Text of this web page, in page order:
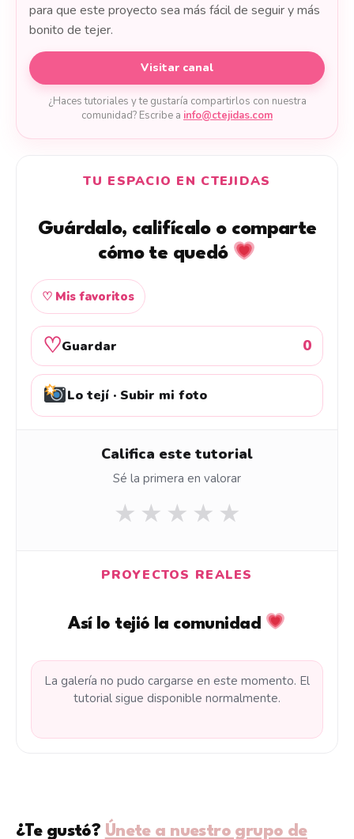
para que este proyecto sea más fácil de seguir y más
bonito de tejer.
Visitar canal
¿Haces tutoriales y te gustaría compartirlos con nuestra
comunidad? Escribe a info@ctejidas.com
TU ESPACIO EN CTEJIDAS
Guárdalo, califícalo o comparte
cómo te quedó
♡ Mis favoritos
♡Guardar 0
Lo tejí · Subir mi foto
Califica este tutorial
Sé la primera en valorar
★ ★ ★ ★ ★
PROYECTOS REALES
Así lo tejió la comunidad
La galería no pudo cargarse en este momento. El
tutorial sigue disponible normalmente.
¿Te gustó? Únete a nuestro grupo de